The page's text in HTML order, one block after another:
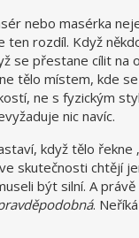
nebo masérka
ten rozdíl. Když
se přestane cílit na
tělo místem, kde
, ne s fyzickým
nic navíc.
když tělo řekne
skutečnosti chtějí
být silní. A
.